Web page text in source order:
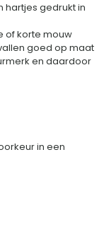
hartjes gedrukt in
of korte mouw
goed op maat
en daardoor
in een